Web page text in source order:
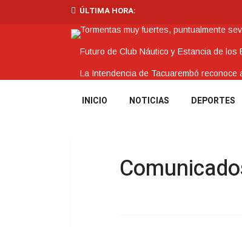
ÚLTIMA HORA:
Tormentas muy fuertes, puntualmente
Futuro de Club Náutico y Estancia de los
La Intendencia de Tacuarembó
BPS redujo la tasa de interés de todos
INICIO NOTICIAS DEPORTES